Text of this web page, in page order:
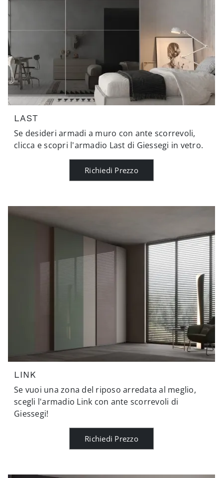
LAST
Se desideri armadi a muro con ante scorrevoli,
clicca e scopri l'armadio Last di Giessegi in vetro.
Richiedi Prezzo
LINK
Se vuoi una zona del riposo arredata al meglio,
scegli l'armadio Link con ante scorrevoli di
Giessegi!
Richiedi Prezzo